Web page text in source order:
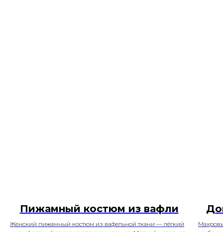
Пижамный костюм из вафли
Женский пижамный костюм из вафельной ткани — лёгкий